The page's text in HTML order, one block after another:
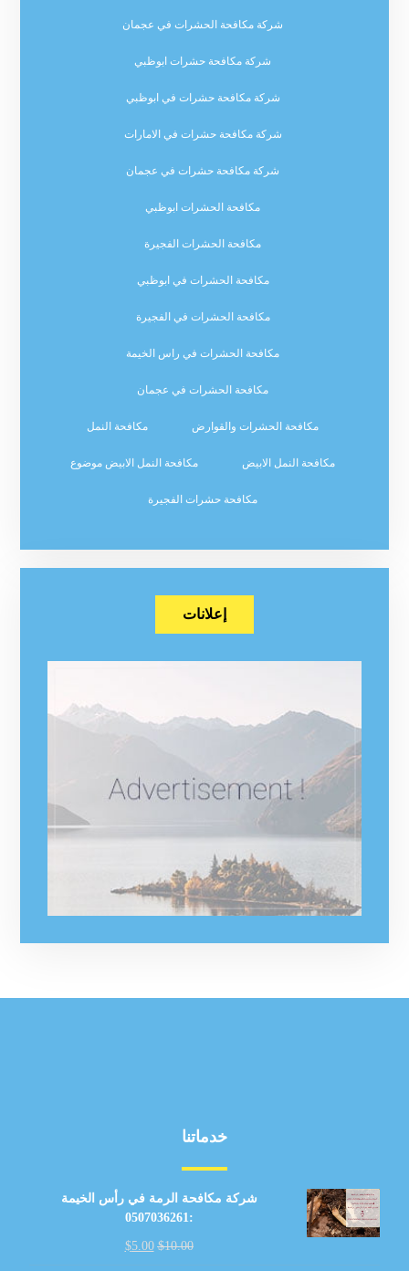
شركة مكافحة الحشرات في عجمان
شركة مكافحة حشرات ابوظبي
شركة مكافحة حشرات في ابوظبي
شركة مكافحة حشرات في الامارات
شركة مكافحة حشرات في عجمان
مكافحة الحشرات ابوظبي
مكافحة الحشرات الفجيرة
مكافحة الحشرات في ابوظبي
مكافحة الحشرات في الفجيرة
مكافحة الحشرات في راس الخيمة
مكافحة الحشرات في عجمان
مكافحة الحشرات والقوارض مكافحة النمل
مكافحة النمل الابيض مكافحة النمل الابيض موضوع
مكافحة حشرات الفجيرة
إعلانات
خدماتنا
شركة مكافحة الرمة في رأس الخيمة
:0507036261
$10.00
$5.00